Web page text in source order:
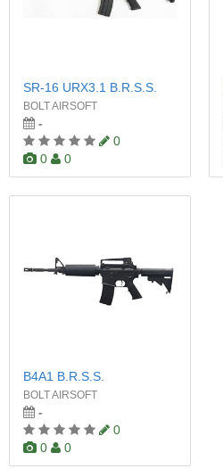
SR-16 URX3.1 B.R.S.S.
BOLT AIRSOFT
-
0
0
0
B4A1 B.R.S.S.
BOLT AIRSOFT
-
0
0
0